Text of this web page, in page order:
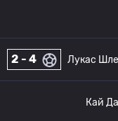
2 - 4 Лукас
Кай